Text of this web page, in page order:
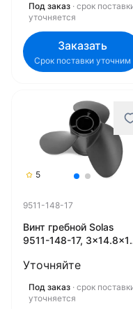
Под заказ · срок
уточняется
Заказать
Срок поставки уточним
5
9511-148-17
Винт гребной Solas
9511-148-17,
Уточняйте
Под заказ · срок
уточняется